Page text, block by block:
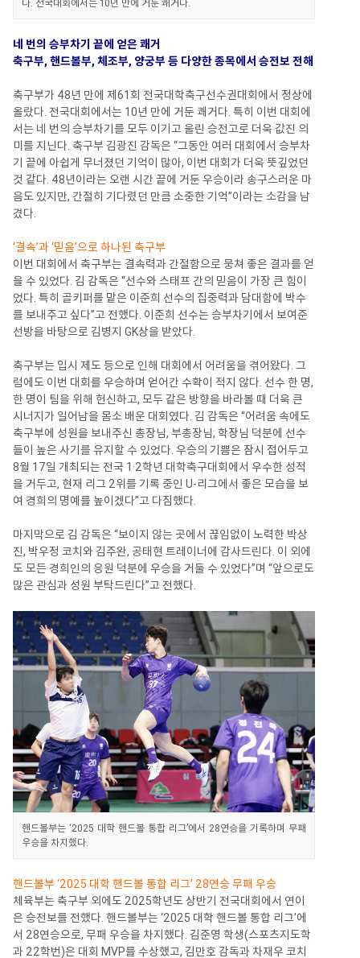
다. 전국대회에서는 10년 만에 거둔 쾌거다.
네 번의 승부차기 끝에 얻은 쾌거
축구부, 핸드볼부, 체조부, 양궁부 등 다양한 종목에서 승전보 전해
축구부가 48년 만에 제61회 전국대학축구선수권대회에서 정상에
올랐다. 전국대회에서는 10년 만에 거둔 쾌거다. 특히 이번 대회에
서는 네 번의 승부차기를 모두 이기고 울린 승전고로 더욱 값진 의
미를 지닌다. 축구부 김광진 감독은 “그동안 여러 대회에서 승부차
기 끝에 아쉽게 무너졌던 기억이 많아, 이번 대회가 더욱 뜻깊었던
것 같다. 48년이라는 오랜 시간 끝에 거둔 우승이라 송구스러운 마
음도 있지만, 간절히 기다렸던 만큼 소중한 기억”이라는 소감을 남
겼다.
‘결속’과 ‘믿음’으로 하나된 축구부
이번 대회에서 축구부는 결속력과 간절함으로 뭉쳐 좋은 결과를 얻
을 수 있었다. 김 감독은 “선수와 스태프 간의 믿음이 가장 큰 힘이
었다. 특히 골키퍼를 맡은 이준희 선수의 집중력과 담대함에 박수
를 보내주고 싶다”고 전했다. 이준희 선수는 승부차기에서 보여준
선방을 바탕으로 김병지 GK상을 받았다.
축구부는 입시 제도 등으로 인해 대회에서 어려움을 겪어왔다. 그
럼에도 이번 대회를 우승하며 얻어간 수확이 적지 않다. 선수 한 명,
한 명이 팀을 위해 헌신하고, 모두 같은 방향을 바라볼 때 더욱 큰
시너지가 일어남을 몸소 배운 대회였다. 김 감독은 “어려움 속에도
축구부에 성원을 보내주신 총장님, 부총장님, 학장님 덕분에 선수
들이 높은 사기를 유지할 수 있었다. 우승의 기쁨은 잠시 접어두고
8월 17일 개최되는 전국 1·2학년 대학축구대회에서 우수한 성적
을 거두고, 현재 리그 2위를 기록 중인 U-리그에서 좋은 모습을 보
여 경희의 명예를 높이겠다”고 다짐했다.
마지막으로 김 감독은 “보이지 않는 곳에서 끊임없이 노력한 박상
진, 박우정 코치와 김주완, 공태현 트레이너에 감사드린다. 이 외에
도 모든 경희인의 응원 덕분에 우승을 거둘 수 있었다”며 “앞으로도
많은 관심과 성원 부탁드린다”고 전했다.
핸드볼부는 ‘2025 대학 핸드볼 통합 리그’에서 28연승을 기록하며 무패
우승을 차지했다.
핸드볼부 ‘2025 대학 핸드볼 통합 리그’ 28연승 무패 우승
체육부는 축구부 외에도 2025학년도 상반기 전국대회에서 연이
은 승전보를 전했다. 핸드볼부는 ‘2025 대학 핸드볼 통합 리그’에
서 28연승으로, 무패 우승을 차지했다. 김준영 학생(스포츠지도학
과 22학번)은 대회 MVP를 수상했고, 김만호 감독과 차재우 코치